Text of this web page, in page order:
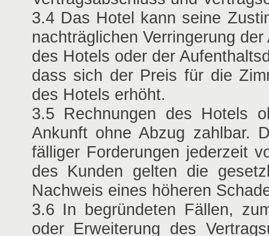
3.4 Das Hotel kann seine
nachträglichen Verringerung
des Hotels oder der
dass sich der Preis für die
des Hotels erhöht.
3.5 Rechnungen des Hotels
Ankunft ohne Abzug zahlbar.
fälliger Forderungen jederzeit
des Kunden gelten die
Nachweis eines höheren
3.6 In begründeten Fällen,
oder Erweiterung des